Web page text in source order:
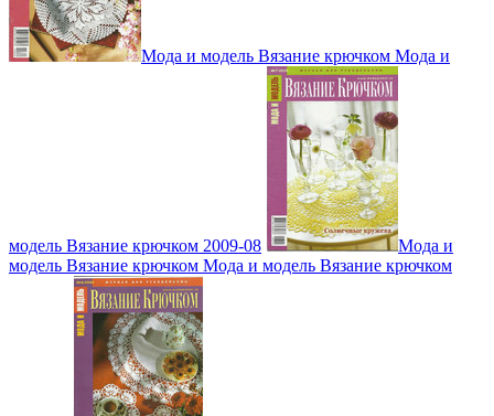
Мода и модель Вязание крючком Мода и
модель Вязание крючком 2009-08
Мода и
модель Вязание крючком Мода и модель Вязание крючком